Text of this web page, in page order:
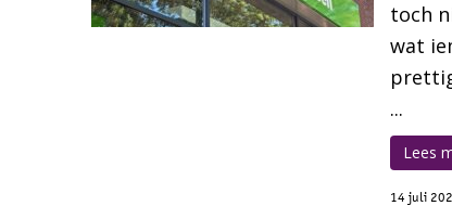
toch
wat
...
Lees
14 juli